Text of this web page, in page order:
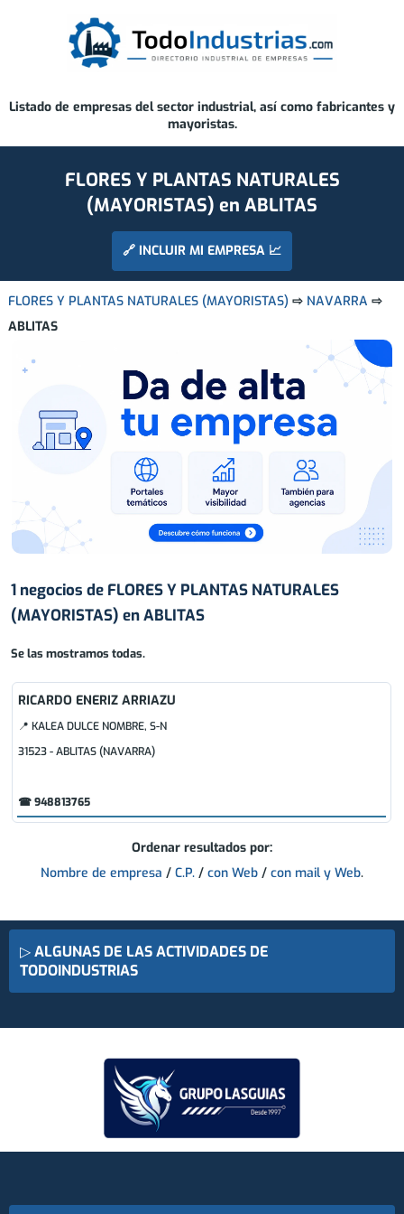
Listado de empresas del sector industrial, así como fabricantes y
mayoristas.
FLORES Y PLANTAS NATURALES
(MAYORISTAS) en ABLITAS
🔗 INCLUIR MI EMPRESA 📈
FLORES Y PLANTAS NATURALES (MAYORISTAS)⇨ NAVARRA ⇨
ABLITAS
1 negocios de FLORES Y PLANTAS NATURALES
(MAYORISTAS) en ABLITAS
Se las mostramos todas.
RICARDO ENERIZ ARRIAZU
📍 KALEA DULCE NOMBRE, S-N
31523 - ABLITAS (NAVARRA)
☎ 948813765
Ordenar resultados por:
Nombre de empresa / C.P./ con Web/ con mail y Web.
▷ALGUNAS DE LAS ACTIVIDADES DE
TODOINDUSTRIAS